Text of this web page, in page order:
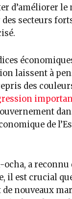
d’améliorer le
secteurs
laissent à
des
de
a reconnu
il est crucial
nouveaux